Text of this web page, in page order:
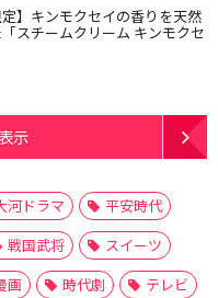
定】キンモクセイの香りを天然
スチームクリーム キンモクセ
示
河ドラマ
平安時代
戦国武将
スイーツ
画 時代劇
テレビ